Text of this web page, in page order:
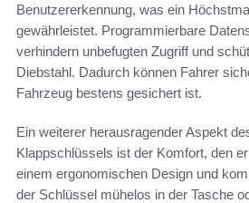
Benutzererkennung, was ein
gewährleistet. Programmierbare
verhindern unbefugten Zugriff und
Diebstahl. Dadurch können Fahrer
Fahrzeug bestens gesichert ist.
Ein weiterer herausragender Aspekt
Klappschlüssels ist der Komfort, den
einem ergonomischen Design und
der Schlüssel mühelos in der Tasche